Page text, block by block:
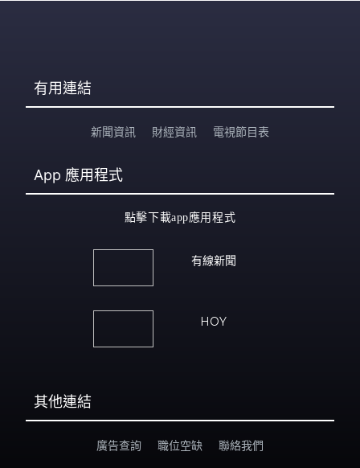
有用連結
新聞資訊 財經資訊 電視節目表
App 應用程式
點擊下載app應用程式
有線新聞
HOY
其他連結
廣告查詢 職位空缺 聯絡我們